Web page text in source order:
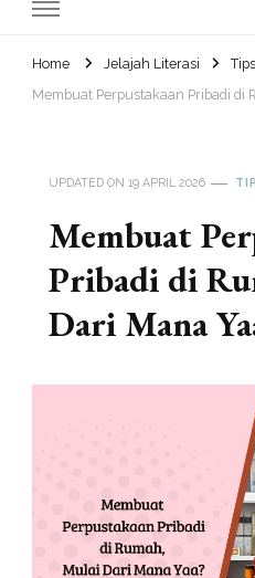
Home Jelajah Literasi
Membuat Perpustakaan Pribadi di
UPDATED ON 19 APRIL 2026
Membuat
Pribadi di
Dari Mana